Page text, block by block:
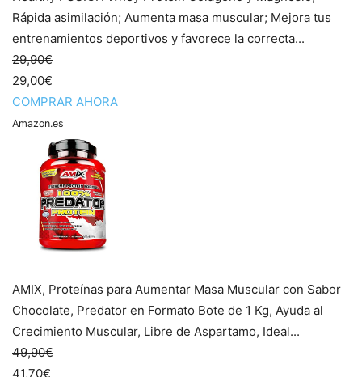
Rápida asimilación; Aumenta masa muscular; Mejora tus
entrenamientos deportivos y favorece la correcta...
29,90€
29,00€
COMPRAR AHORA
Amazon.es
AMIX, Proteínas para Aumentar Masa Muscular con Sabor
Chocolate, Predator en Formato Bote de 1 Kg, Ayuda al
Crecimiento Muscular, Libre de Aspartamo, Ideal...
49,90€
41,70€